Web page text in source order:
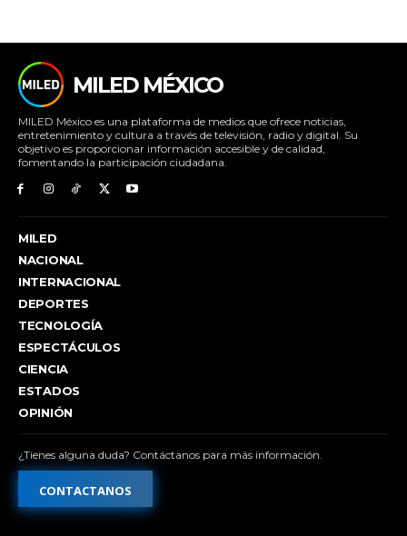
MILED MÉXICO
MILED México es una plataforma de medios que ofrece noticias,
entretenimiento y cultura a través de televisión, radio y digital. Su
objetivo es proporcionar información accesible y de calidad,
fomentando la participación ciudadana.
MILED
NACIONAL
INTERNACIONAL
DEPORTES
TECNOLOGÍA
ESPECTÁCULOS
CIENCIA
ESTADOS
OPINIÓN
¿Tienes alguna duda? Contáctanos para más información.
CONTACTANOS